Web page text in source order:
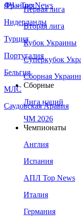
Франция
Нидерланды
Турция
Португалия
Бельгия
МЛС
Саудовская Аравия
ЛЧ - Top News
Первая лига
Вторая лига
Кубок Украины
Суперкубок
Сборная
Сборные
Лига наций
ЧМ 2026
Чемпионаты
Англия
Испания
АПЛ Top News
Италия
Германия